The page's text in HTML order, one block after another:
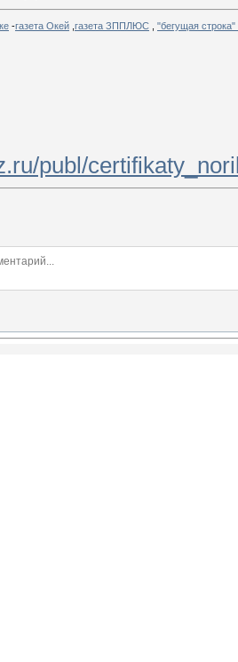
-газета Окей газета ЗППЛЮС "бегущая
publ/